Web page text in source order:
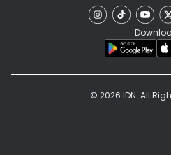
© 2026 IDN. All